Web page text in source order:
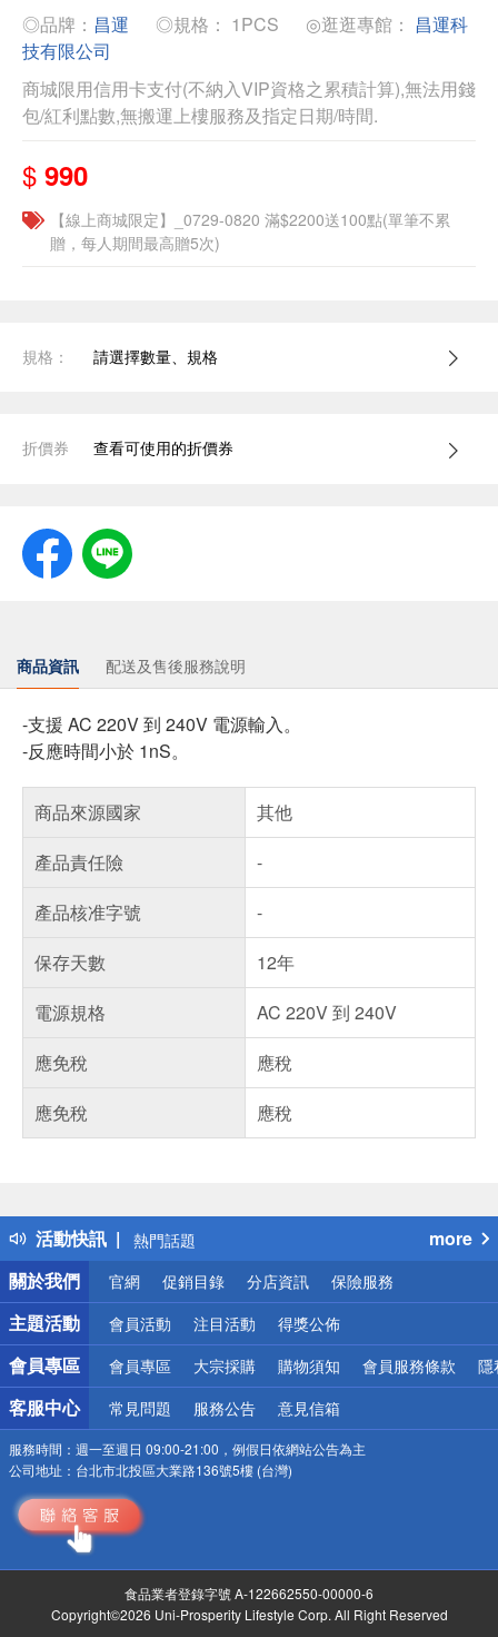
◎品牌： 昌運 ◎規格： 1PCS ◎逛逛專館： 昌運科
技有限公司
商城限用信用卡支付(不納入VIP資格之累積計算),無法用錢
包/紅利點數,無搬運上樓服務及指定日期/時間.
$ 990
【線上商城限定】_0729-0820 滿$2200送100點(單筆不累
贈，每人期間最高贈5次)
規格： 請選擇數量、規格
折價券 查看可使用的折價券
商品資訊 配送及售後服務說明
-支援 AC 220V 到 240V 電源輸入。
-反應時間小於 1nS。
商品來源國家
其他
產品責任險
-
產品核准字號
-
保存天數
12年
電源規格
AC 220V 到 240V
應免稅
應稅
應免稅
應稅
活動快訊
得獎公告
熱門話題
銀行優惠
偏遠地區配送
詐騙網頁！請小心！
more
關於我們
官網 促銷目錄 分店資訊 保險服務
主題活動 會員活動 注目活動 得獎公佈
會員專區 會員專區 大宗採購 購物須知 會員服務條款 隱
客服中心 常見問題 服務公告 意見信箱
服務時間： 週一至週日 09:00-21:00，例假日依網站公告為主
公司地址： 台北市北投區大業路136號5樓 (台灣)
食品業者登錄字號 A-122662550-00000-6
Copyright©2026 Uni-Prosperity Lifestyle Corp. All Right Reserved